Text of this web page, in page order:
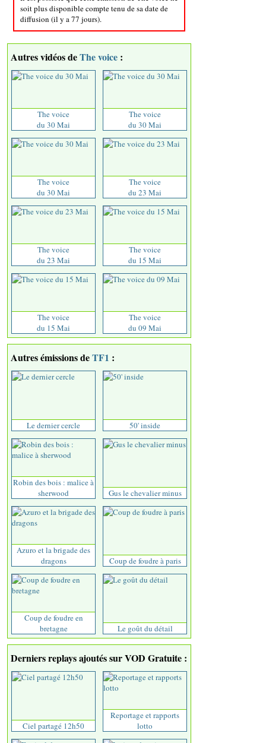
soit plus disponible compte tenu de sa date de
diffusion (il y a 77 jours).
Autres vidéos deThe voice :
The voice
du 30 Mai
The voice
du 30 Mai
The voice
du 30 Mai
The voice
du 23 Mai
The voice
du 23 Mai
The voice
du 15 Mai
The voice
du 15 Mai
The voice
du 09 Mai
Autres émissions deTF1 :
Le dernier cercle 50' inside
Robin des bois : malice à
sherwood
Gus le chevalier minus
Azuro et la brigade des
dragons
Coup de foudre à paris
Coup de foudre en
bretagne
Le goût du détail
Derniers replays ajoutés sur VOD Gratuite :
Ciel partagé 12h50
Reportage et rapports
lotto